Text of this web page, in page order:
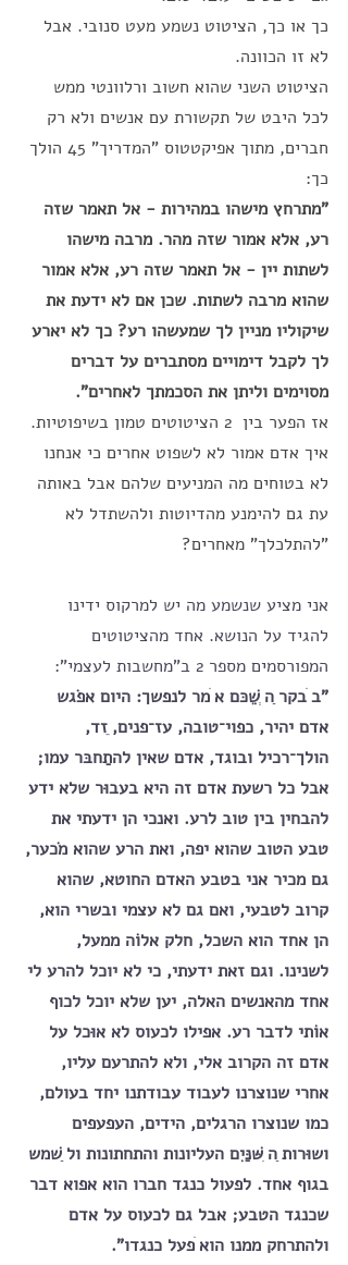
כך או כך, הציטוט נשמע מעט סנובי. אבל
לא זו הכוונה.
הציטוט השני שהוא חשוב ורלוונטי ממש
לכל היבט של תקשורת עם אנשים ולא רק
חברים, מתוך אפיקטטוס "המדריך" 45 הולך
כך:
"מתרחץ מישהו במהירות - אל תאמר שזה
רע, אלא אמור שזה מהר. מרבה מישהו
לשתות יין - אל תאמר שזה רע, אלא אמור
שהוא מרבה לשתות. שכן אם לא ידעת את
שיקוליו מניין לך שמעשהו רע? כך לא יארע
לך לקבל דימויים מסתברים על דברים
מסוימים וליתן את הסכמתך לאחרים".
אז הפער בין  2 הציטוטים טמון בשיפוטיות.
איך אדם אמור לא לשפוט אחרים כי אנחנו
לא בטוחים מה המניעים שלהם אבל באותה
עת גם להימנע מהדיוטות ולהשתדל לא
"להתלכלך" מאחרים?
אני מציע שנשמע מה יש למרקוס ידינו
להגיד על הנושא. אחד מהציטוטים
המפורסמים מספר 2 ב"מחשבות לעצמי":
"ב ֹבקר ַה ְשֵׁכּם א ֹמר לנפשך: היום אפֹגש
אדם יהיר, כפוי־טובה, עז־פנים, ֵזד,
הולך־רכיל ובוגד, אדם שאין להתַחבּר עמו;
אבל כל רשעת אדם זה היא בעבוּר שלא ידע
להבחין בין טוב לרע. ואנכי הן ידעתי את
טבע הטוב שהוא יפה, ואת הרע שהוא מֹכער,
גם מכיר אני בטבע האדם החוטא, שהוא
קרוב לטבעי, ואם גם לא עצמי ובשרי הוא,
הן אחד הוא השכל, חלק אלוֹה ממעל,
לשנינו. וגם זאת ידעתי, כי לא יוכל להרע לי
אחד מהאנשים האלה, יען שלא יוכל לכוף
אוֹתי לדבר רע. אפילו לכעוס לא אוּכל על
אדם זה הקרוב אלי, ולא להתרעם עליו,
אחרי שנוצרנו לעבוד עבודתנו יחד בעולם,
כמו שנוצרו הרגלים, הידים, העפעפים
ושוּרות ַה ִשּׁנַּיִם העליונות והתחתונות ול ַשׁמש
בגוף אחד. לפעול כנגד חברו הוא אפוא דבר
שכנגד הטבע; אבל גם לכעוס על אדם
ולהתרחק ממנו הוא ֹפעל כנגדו".